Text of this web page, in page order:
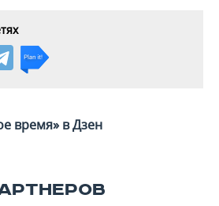
время» в Дзен